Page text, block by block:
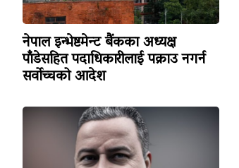
नेपाल इन्भेष्टमेन्ट बैंकका अध्यक्ष
पाँडेसहित पदाधिकारीलाई पक्राउ नगर्न
सर्वोच्चको आदेश